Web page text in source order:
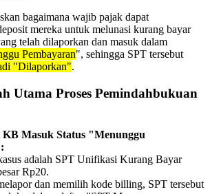
bagaimana wajib pajak dapat
mereka untuk melunasi kurang bayar
telah dilaporkan dan masuk dalam
Pembayaran", sehingga SPT tersebut
"Dilaporkan".
Utama Proses Pemindahbukuan
Masuk Status "Menunggu
adalah SPT Unifikasi Kurang Bayar
Rp20.
dan memilih kode billing, SPT tersebut